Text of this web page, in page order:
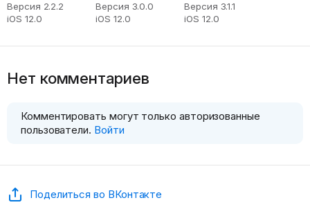
Версия 2.2.2
iOS 12.0
Версия 3.0.0
iOS 12.0
Версия 3.1.1
iOS 12.0
Нет комментариев
Комментировать могут только авторизованные
пользователи. Войти
Поделиться во ВКонтакте